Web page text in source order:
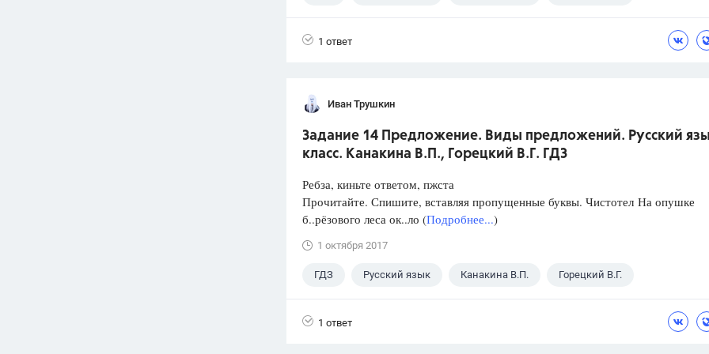
1 ответ
Иван Трушкин
Задание 14 Предложение. Виды предложений. Русский
класс. Канакина В.П., Горецкий В.Г. ГДЗ
Ребза, киньте ответом, пжста
Прочитайте. Спишите, вставляя пропущенные буквы. Чистотел На опушке
б..рёзового леса ок..ло (Подробнее...)
1 октября 2017
ГДЗ Русский язык Канакина В.П. Горецкий В.Г.
1 ответ